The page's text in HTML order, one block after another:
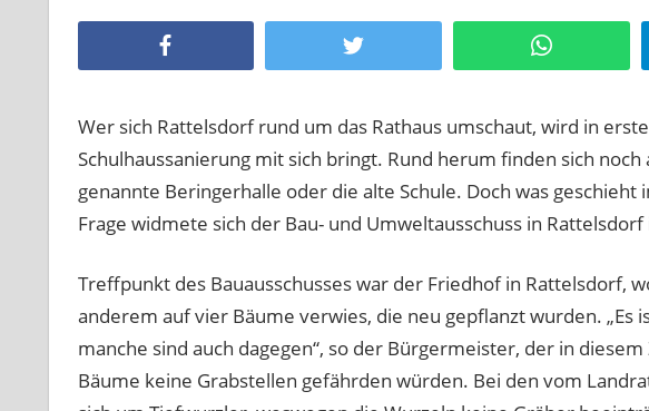
Twitter WhatsApp
Wer sich Rattelsdorf rund um das Rathaus umschaut, wird in
Schulhaussanierung mit sich bringt. Rund herum finden sich
genannte Beringerhalle oder die alte Schule. Doch was geschieht
Frage widmete sich der Bau- und Umweltausschuss in
Treffpunkt des Bauausschusses war der Friedhof in Rattelsdorf,
anderem auf vier Bäume verwies, die neu gepflanzt wurden. „Es
manche sind auch dagegen“, so der Bürgermeister, der in
Bäume keine Grabstellen gefährden würden. Bei den vom